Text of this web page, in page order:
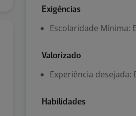
Exigências
Escolaridade Mínima:
Valorizado
Experiência desejada:
Habilidades